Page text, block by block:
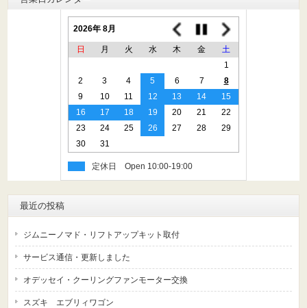
2026年 8月
日 月 火 水 木 金
土
1
2
3 4 5 6 7
8
9
10 11 12 13 14
15
16
17 18 19 20 21
22
23
24 25 26 27 28
29
30
31
定休日
最近の投稿
ジムニーノマド・リフトアップキット取付
サービス通信・更新しました
オデッセイ・クーリングファンモーター交換
スズキ エブリィワゴン